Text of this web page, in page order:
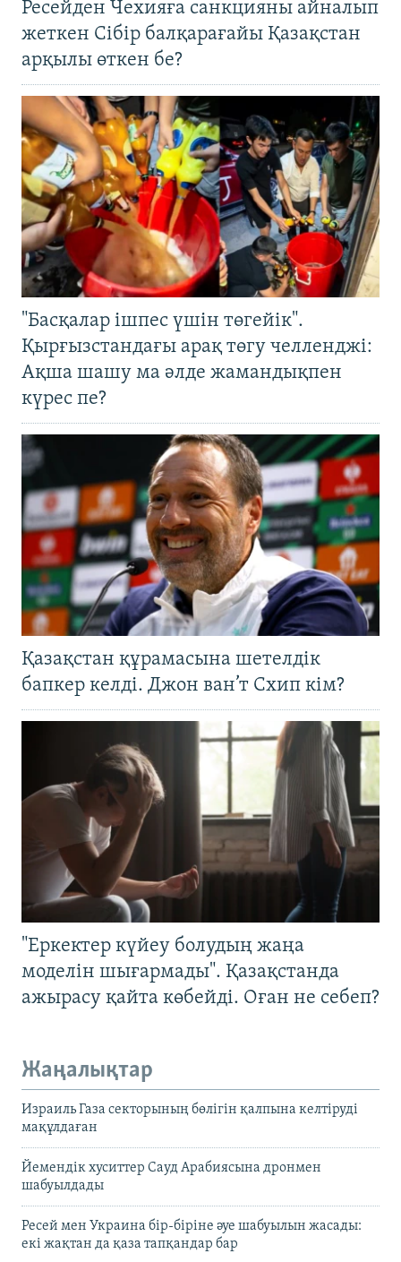
Ресейден Чехияға санкцияны айналып
жеткен Сібір балқарағайы Қазақстан
арқылы өткен бе?
"Басқалар ішпес үшін төгейік".
Қырғызстандағы арақ төгу челленджі:
Ақша шашу ма әлде жамандықпен
күрес пе?
Қазақстан құрамасына шетелдік
бапкер келді. Джон ван’т Схип кім?
"Еркектер күйеу болудың жаңа
моделін шығармады". Қазақстанда
ажырасу қайта көбейді. Оған не себеп?
Жаңалықтар
Израиль Газа секторының бөлігін қалпына келтіруді
мақұлдаған
Йемендік хуситтер Сауд Арабиясына дронмен
шабуылдады
Ресей мен Украина бір-біріне әуе шабуылын жасады:
екі жақтан да қаза тапқандар бар